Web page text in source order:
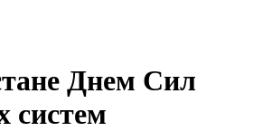
Днем Сил
систем